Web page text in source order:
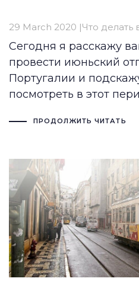
29 March 2020 |Что делать
Сегодня я расскажу
провести июньский
Португалии и
посмотреть в этот
ПРОДОЛЖИТЬ ЧИТАТЬ